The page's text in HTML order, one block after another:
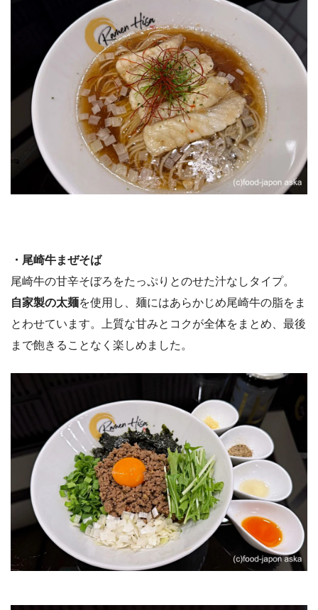
・尾崎牛まぜそば
尾崎牛の甘辛そぼろをたっぷりとのせた汁なしタイプ。
自家製の太麺を使用し、麺にはあらかじめ尾崎牛の脂をま
とわせています。上質な甘みとコクが全体をまとめ、最後
まで飽きることなく楽しめました。